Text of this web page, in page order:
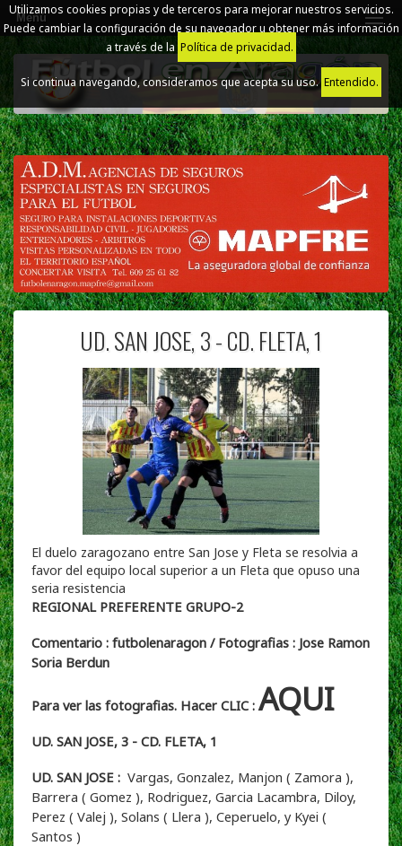
Utilizamos cookies propias y de terceros para mejorar nuestros servicios.
Puede cambiar la configuración de su navegador u obtener más información
a través de la Política de privacidad.
Si continua navegando, consideramos que acepta su uso.Entendido.
Menú
UD. SAN JOSE, 3 - CD. FLETA, 1
El duelo zaragozano entre San Jose y Fleta se resolvia a
favor del equipo local superior a un Fleta que opuso una
seria resistencia
REGIONAL PREFERENTE GRUPO-2
Comentario : futbolenaragon / Fotografias : Jose Ramon
Soria Berdun
Para ver las fotografias. Hacer CLIC : AQUI
UD. SAN JOSE, 3 - CD. FLETA, 1
UD. SAN JOSE : Vargas, Gonzalez, Manjon ( Zamora ),
Barrera ( Gomez ), Rodriguez, Garcia Lacambra, Diloy,
Perez ( Valej ), Solans ( Llera ), Ceperuelo, y Kyei (
Santos )